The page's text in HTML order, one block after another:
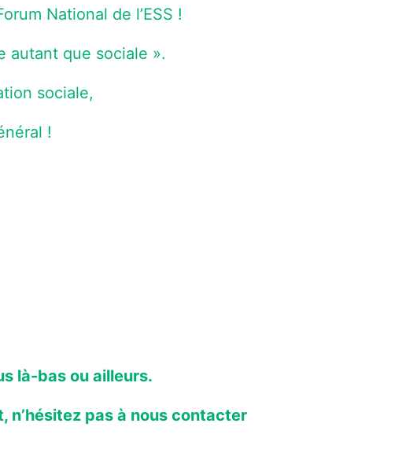
National de l’ESS !
autant que sociale ».
sociale,
!
là-bas ou ailleurs.
n’hésitez pas à nous contacter